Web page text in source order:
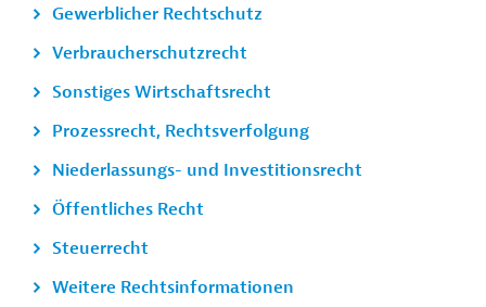
Gewerblicher Rechtschutz
Verbraucherschutzrecht
Sonstiges Wirtschaftsrecht
Prozessrecht, Rechtsverfolgung
Niederlassungs- und Investitionsrecht
Öffentliches Recht
Steuerrecht
Weitere Rechtsinformationen